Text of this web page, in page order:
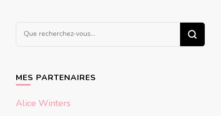
Vous
recherchiez
MES PARTENAIRES
Alice Winters